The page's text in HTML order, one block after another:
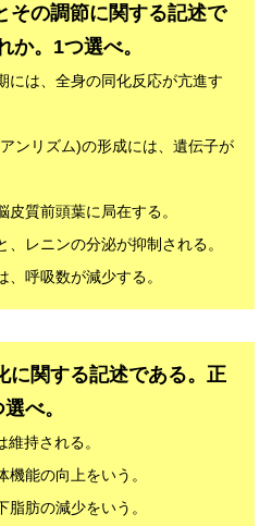
その調節に関する記述で
か。1つ選べ。
には、全身の同化反応が亢進す
ンリズム)の形成には、遺伝子が
質前頭葉に局在する。
レニンの分泌が抑制される。
呼吸数が減少する。
に関する記述である。正
べ。
持される。
能の向上をいう。
肪の減少をいう。